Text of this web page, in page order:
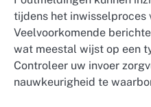
tijdens het inwisselproces
Veelvoorkomende
wat meestal wijst op een
Controleer uw invoer
nauwkeurigheid te